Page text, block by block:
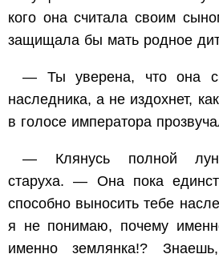
кого она считала своим
защищала бы мать родное
— Ты уверена, что она
наследника, а не издохнет,
в голосе императора
— Клянусь полной
старуха. — Она пока
способно выносить тебе
я не понимаю, почему
именно землянка!?